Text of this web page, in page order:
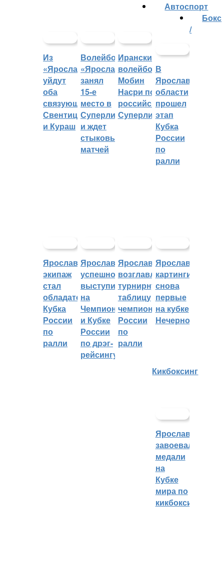
Из
«Ярославича»
уйдут
оба
связующих:
Свентицкис
и Кураш
Волейбольный
«Ярославич»
занял
15-е
место в
Суперлиге
и ждет
стыковых
матчей
Иранский
волейболист
Мобин
Насри покинет
российскую
Суперлигу
Автоспорт
В
Ярославской
области
прошел
этап
Кубка
России
по
ралли
Ярославский
экипаж
стал
обладателем
Кубка
России
по
ралли
Ярославцы
успешно
выступили
на
Чемпионате
и Кубке
России
по дрэг-
рейсингу
Ярославцы
возглавляют
турнирную
таблицу
чемпионата
России
по
ралли
Ярославские
картингисты
снова
первые
на кубке
Нечерноземья
Бокс
/
Кикбоксинг
Ярославцы
завоевали
медали
на
Кубке
мира по
кикбоксингу